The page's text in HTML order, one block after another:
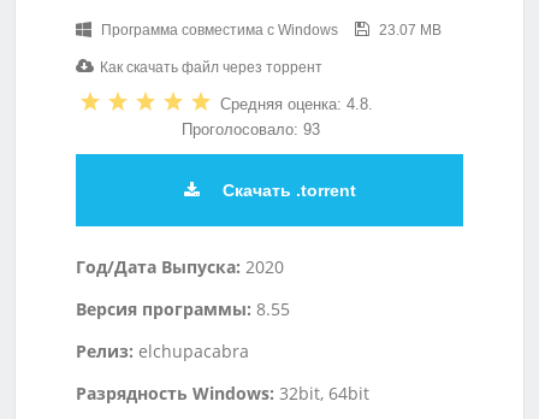
Программа совместима с Windows 23.07 MB
Как скачать файл через торрент
Средняя оценка: 4.8.
Проголосовало: 93
Скачать .torrent
Год/Дата Выпуска: 2020
Версия программы: 8.55
Релиз: elchupacabra
Разрядность Windows: 32bit, 64bit